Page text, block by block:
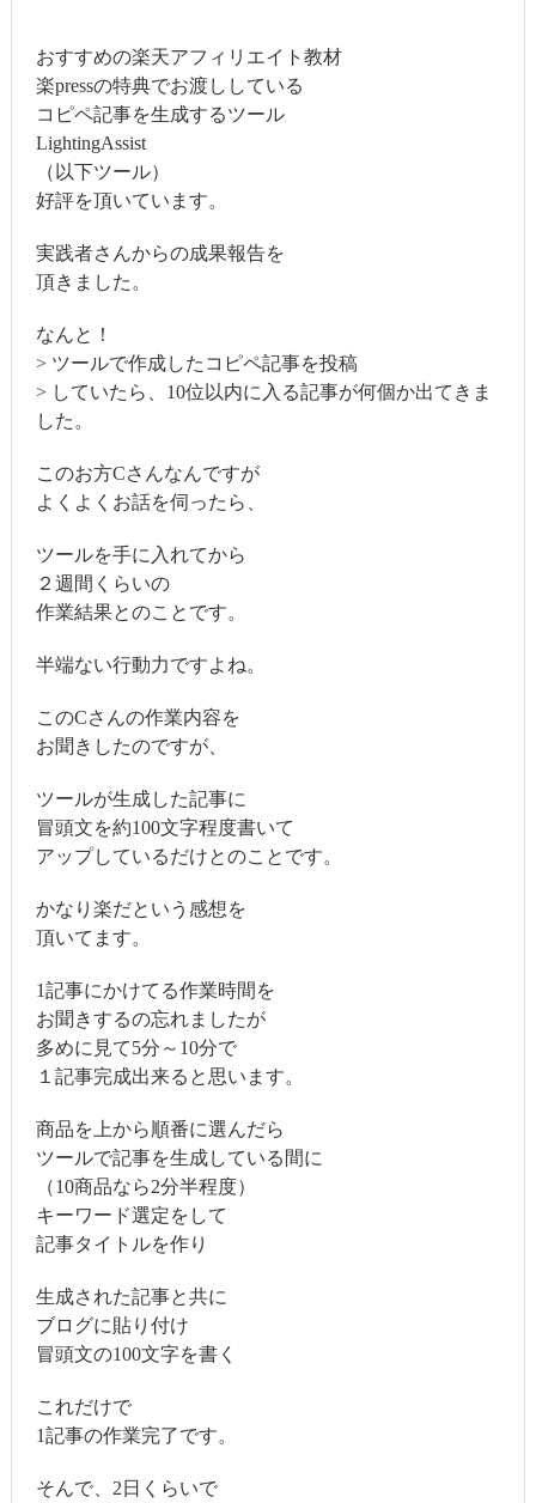
おすすめの楽天アフィリエイト教材
楽pressの特典でお渡ししている
コピペ記事を生成するツール
LightingAssist
（以下ツール）
好評を頂いています。
実践者さんからの成果報告を
頂きました。
なんと！
> ツールで作成したコピペ記事を投稿
> していたら、10位以内に入る記事が何個か出てきま
した。
このお方Cさんなんですが
よくよくお話を伺ったら、
ツールを手に入れてから
２週間くらいの
作業結果とのことです。
半端ない行動力ですよね。
このCさんの作業内容を
お聞きしたのですが、
ツールが生成した記事に
冒頭文を約100文字程度書いて
アップしているだけとのことです。
かなり楽だという感想を
頂いてます。
1記事にかけてる作業時間を
お聞きするの忘れましたが
多めに見て5分～10分で
１記事完成出来ると思います。
商品を上から順番に選んだら
ツールで記事を生成している間に
（10商品なら2分半程度）
キーワード選定をして
記事タイトルを作り
生成された記事と共に
ブログに貼り付け
冒頭文の100文字を書く
これだけで
1記事の作業完了です。
そんで、2日くらいで